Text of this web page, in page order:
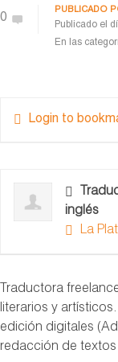
0
PUBLICADO
Publicado el
En las
Login to
inglés
La
Traductora
literarios y
edición digitales
redacción de